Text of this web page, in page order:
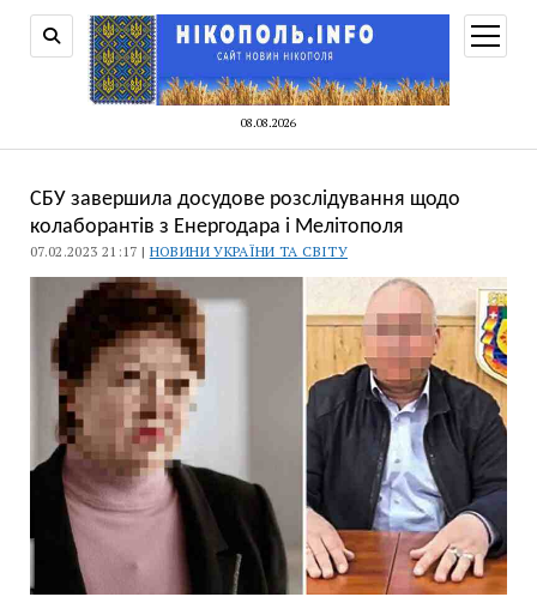
08.08.2026
меню
СБУ завершила досудове розслідування щодо
колаборантів з Енергодара і Мелітополя
07.02.2023 21:17 | НОВИНИ УКРАЇНИ ТА СВІТУ